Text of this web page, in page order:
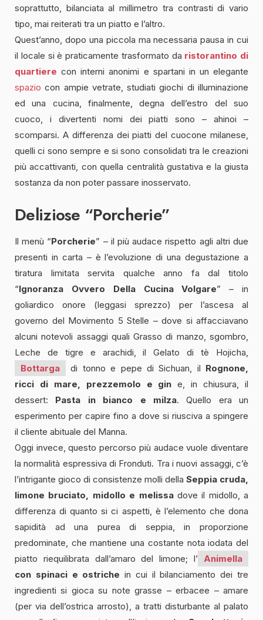
soprattutto, bilanciata al millimetro tra contrasti di vario
tipo, mai reiterati tra un piatto e l’altro.
Quest’anno, dopo una piccola ma necessaria pausa in cui
il locale si è praticamente trasformato da ristorantino di
quartiere con interni anonimi e spartani in un elegante
spazio con ampie vetrate, studiati giochi di illuminazione
ed una cucina, finalmente, degna dell’estro del suo
cuoco, i divertenti nomi dei piatti sono – ahinoi –
scomparsi. A differenza dei piatti del cuocone milanese,
quelli ci sono sempre e si sono consolidati tra le creazioni
più accattivanti, con quella centralità gustativa e la giusta
sostanza da non poter passare inosservato.
Deliziose “Porcherie”
Il menù “Porcherie” – il più audace rispetto agli altri due
presenti in carta – è l’evoluzione di una degustazione a
tiratura limitata servita qualche anno fa dal titolo
“Ignoranza Ovvero Della Cucina Volgare” – in
goliardico onore (leggasi sprezzo) per l’ascesa al
governo del Movimento 5 Stelle – dove si affacciavano
alcuni notevoli assaggi quali Grasso di manzo, sgombro,
Leche de tigre e arachidi, il Gelato di tè Hojicha,
Bottarga
di tonno e pepe di Sichuan, il Rognone,
ricci di mare, prezzemolo e gin e, in chiusura, il
dessert: Pasta in bianco e milza. Quello era un
esperimento per capire fino a dove si riusciva a spingere
il cliente abituale del Manna.
Oggi invece, questo percorso più audace vuole diventare
la normalità espressiva di Fronduti. Tra i nuovi assaggi, c’è
l’intrigante gioco di consistenze molli della Seppia cruda,
limone bruciato, midollo e melissadove il midollo, a
differenza di quanto si ci aspetti, è l’elemento che dona
sapidità ad una purea di seppia, in proporzione
predominate, che mantiene una costante nota iodata del
piatto riequilibrata dall’amaro del limone; l’ Animella
con spinaci e ostriche in cui il bilanciamento dei tre
ingredienti si gioca su note grasse – erbacee – amare
(per via dell’ostrica arrosto), a tratti disturbante al palato